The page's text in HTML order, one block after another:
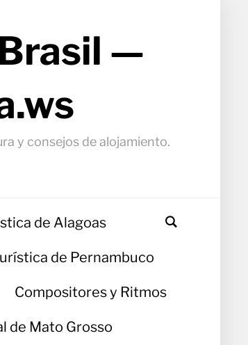
—
y consejos de alojamiento.
de Alagoas
de Pernambuco
Compositores y Ritmos
de Mato Grosso